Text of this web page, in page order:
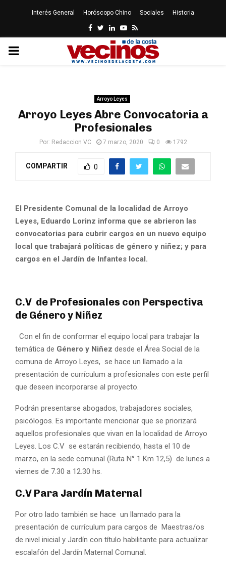
Interés General Horóscopo Chino Sociales Historia
Facebook
Twitter
LinkedinYoutube
Rss
PRIMARY
Arroyo Leyes
Arroyo Leyes Abre Convocatoria a
Profesionales
Por: Redaccion VC 7 marzo, 2020 0 1792
COMPARTIR 0
El Presidente Comunal de la localidad de Arroyo
Leyes, Eduardo Lorinz informa que se abrieron las
convocatorias para cubrir cargos en un nuevo equipo
local que trabajará políticas de género y niñez; y para
cargos en el Jardín de Infantes local.
C.V de Profesionales con Perspectiva
de Género y Niñez
Con el fin de conformar el equipo local para trabajar la
temática de Género y Niñez desde el Área Social de la
comuna de Arroyo Leyes, se hace un llamado a la
presentación de currículum a profesionales con este perfil
que deseen incorporarse al proyecto.
Podrán presentarse abogados, trabajadores sociales,
psicólogos. Es importante mencionar que se priorizará
aquellos profesionales que vivan en la localidad de Arroyo
Leyes. Los C.V se estarán recibiendo, hasta el 10 de
marzo, en la sede comunal (Ruta N° 1 Km 12,5) de lunes a
viernes de 7.30 a 12.30 hs.
C.V Para Jardín Maternal
Por otro lado también se hace un llamado para la
presentación de currículum para cargos de Maestras/os
de nivel inicial y Jardín con título habilitante para actualizar
escalafón del Jardín Maternal Comunal.